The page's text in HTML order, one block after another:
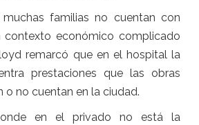
familias no cuentan con
contexto económico complicado
remarcó que en el hospital la
prestaciones que las obras
o no cuentan en la ciudad.
en el privado no está la